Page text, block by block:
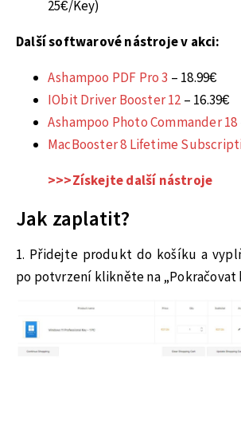
25€/Key)
Další softwarové nástroje v akci:
Ashampoo PDF Pro 3 – 18.99€
IObit Driver Booster 12 – 16.39€
Ashampoo Photo Commander 18
MacBooster 8 Lifetime
>>>Získejte další nástroje
Jak zaplatit?
1. Přidejte produkt do košíku a
po potvrzení klikněte na „Pokračovat